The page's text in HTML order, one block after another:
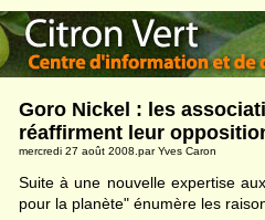
Goro Nickel : les
réaffirment leur
mercredi 27 août 2008.par Yves Caron
Suite à une nouvelle expertise
pour la planète" énumère les